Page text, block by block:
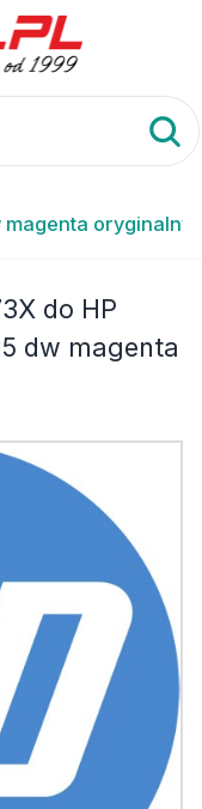
oryginalny
do HP
dw magenta